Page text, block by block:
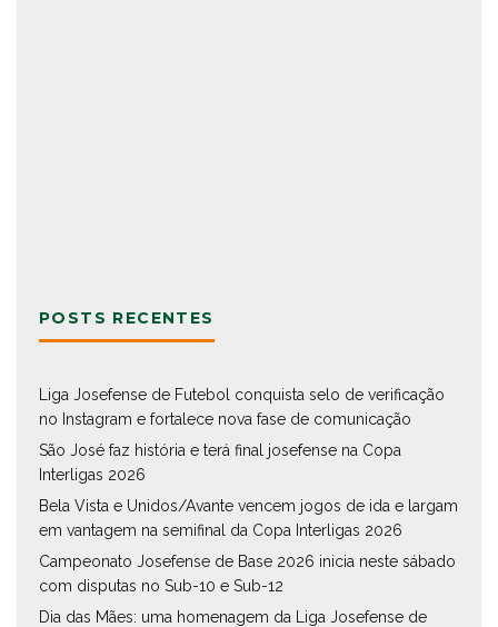
POSTS RECENTES
Liga Josefense de Futebol conquista selo de verificação
no Instagram e fortalece nova fase de comunicação
São José faz história e terá final josefense na Copa
Interligas 2026
Bela Vista e Unidos/Avante vencem jogos de ida e largam
em vantagem na semifinal da Copa Interligas 2026
Campeonato Josefense de Base 2026 inicia neste sábado
com disputas no Sub-10 e Sub-12
Dia das Mães: uma homenagem da Liga Josefense de